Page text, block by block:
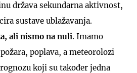
država sekundarna aktivnost,
sustave ublažavanja.
ali nismo na nuli. Imamo
poplava, a meteorolozi
koji su također jedna